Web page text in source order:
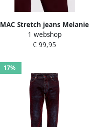
MAC Stretch jeans Melanie
Recht model
1 webshop
€ 99,95
17%